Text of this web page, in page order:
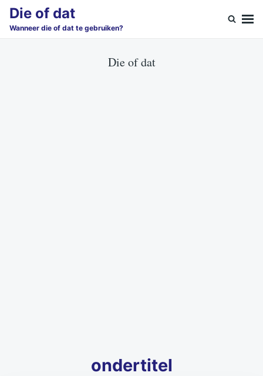
SkipSearch
for:
Die of dat
Wanneer die of dat te gebruiken?
Die of dat
ondertitel